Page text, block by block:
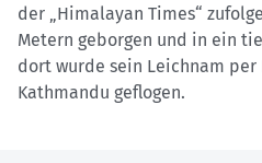
der „Himalayan Times“
Metern geborgen und in ein
dort wurde sein Leichnam
Kathmandu geflogen.